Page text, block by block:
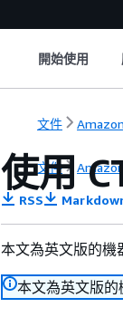
開始使用
文件
文件
使用
RSS
本文為英文版的機
本文為英文版的